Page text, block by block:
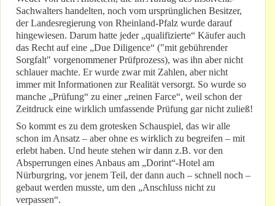
Sachwalters handelten, noch vom ursprünglichen Besitzer,
der Landesregierung von Rheinland-Pfalz wurde darauf
hingewiesen. Darum hatte jeder „qualifizierte“ Käufer auch
das Recht auf eine „Due Diligence“ ("mit gebührender
Sorgfalt" vorgenommener Prüfprozess), was ihn aber nicht
schlauer machte. Er wurde zwar mit Zahlen, aber nicht
immer mit Informationen zur Realität versorgt. So wurde so
manche „Prüfung“ zu einer „reinen Farce“, weil schon der
Zeitdruck eine wirklich umfassende Prüfung gar nicht zuließ!
So kommt es zu dem grotesken Schauspiel, das wir alle
schon im Ansatz – aber ohne es wirklich zu begreifen – mit
erlebt haben. Und heute stehen wir dann z.B. vor den
Absperrungen eines Anbaus am „Dorint“-Hotel am
Nürburgring, vor jenem Teil, der dann auch – schnell noch –
gebaut werden musste, um den „Anschluss nicht zu
verpassen“.